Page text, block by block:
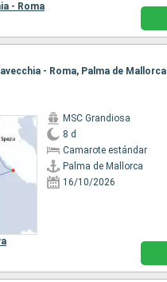
- Roma
- Roma, Palma de Mallorca
MSC Grandiosa
8 d
Camarote estándar
Palma de Mallorca
16/10/2026